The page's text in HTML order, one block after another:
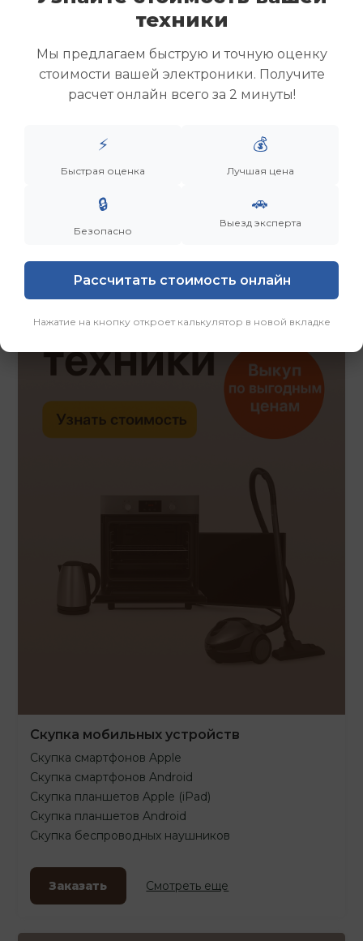
Скупка ноутбуков
Скупка ультрабуков
Скупка игровых ноутбуков
Скупка рабочих ноутбуков
Скупка старых ноутбуков (б/у)
Заказать Смотреть еще
Скупка мобильных устройств
Скупка смартфонов Apple
Скупка смартфонов Android
Скупка планшетов Apple (iPad)
Скупка планшетов Android
Скупка беспроводных наушников
Заказать Смотреть еще
техники
Мы предлагаем быструю и точную оценку
стоимости вашей электроники. Получите
расчет онлайн всего за 2 минуты!
⚡
Быстрая оценка
💰
Лучшая цена
🔒
Безопасно
🚗
Выезд эксперта
Рассчитать стоимость онлайн
Нажатие на кнопку откроет калькулятор в новой вкладке